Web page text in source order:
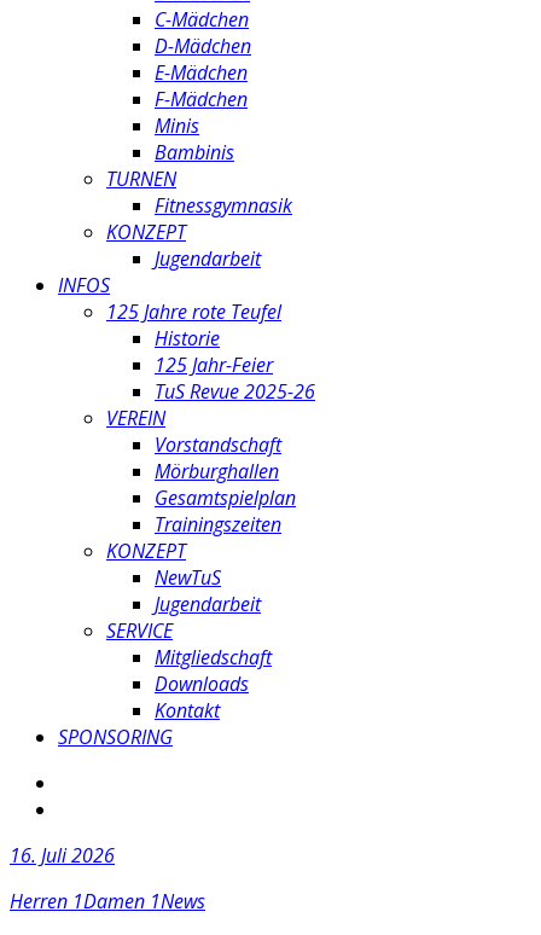
C-Mädchen
D-Mädchen
E-Mädchen
F-Mädchen
Minis
Bambinis
TURNEN
Fitnessgymnasik
KONZEPT
Jugendarbeit
INFOS
125 Jahre rote Teufel
Historie
125 Jahr-Feier
TuS Revue 2025-26
VEREIN
Vorstandschaft
Mörburghallen
Gesamtspielplan
Trainingszeiten
KONZEPT
NewTuS
Jugendarbeit
SERVICE
Mitgliedschaft
Downloads
Kontakt
SPONSORING
16. Juli 2026
Herren 1Damen 1News